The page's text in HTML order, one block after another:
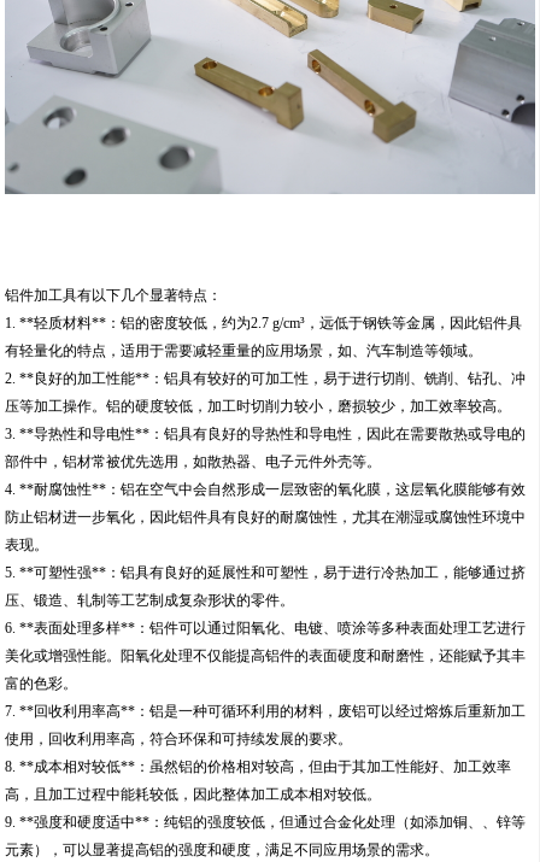
铝件加工具有以下几个显著特点：
1. **轻质材料**：铝的密度较低，约为2.7 g/cm³，远低于钢铁等金属，因此铝件具
有轻量化的特点，适用于需要减轻重量的应用场景，如、汽车制造等领域。
2. **良好的加工性能**：铝具有较好的可加工性，易于进行切削、铣削、钻孔、冲
压等加工操作。铝的硬度较低，加工时切削力较小，磨损较少，加工效率较高。
3. **导热性和导电性**：铝具有良好的导热性和导电性，因此在需要散热或导电的
部件中，铝材常被优先选用，如散热器、电子元件外壳等。
4. **耐腐蚀性**：铝在空气中会自然形成一层致密的氧化膜，这层氧化膜能够有效
防止铝材进一步氧化，因此铝件具有良好的耐腐蚀性，尤其在潮湿或腐蚀性环境中
表现。
5. **可塑性强**：铝具有良好的延展性和可塑性，易于进行冷热加工，能够通过挤
压、锻造、轧制等工艺制成复杂形状的零件。
6. **表面处理多样**：铝件可以通过阳氧化、电镀、喷涂等多种表面处理工艺进行
美化或增强性能。阳氧化处理不仅能提高铝件的表面硬度和耐磨性，还能赋予其丰
富的色彩。
7. **回收利用率高**：铝是一种可循环利用的材料，废铝可以经过熔炼后重新加工
使用，回收利用率高，符合环保和可持续发展的要求。
8. **成本相对较低**：虽然铝的价格相对较高，但由于其加工性能好、加工效率
高，且加工过程中能耗较低，因此整体加工成本相对较低。
9. **强度和硬度适中**：纯铝的强度较低，但通过合金化处理（如添加铜、、锌等
元素），可以显著提高铝的强度和硬度，满足不同应用场景的需求。